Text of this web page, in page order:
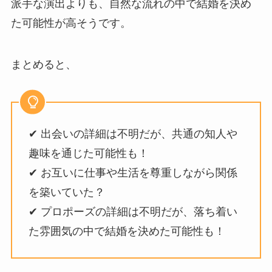
派手な演出よりも、自然な流れの中で結婚を決め
た可能性が高そうです。
まとめると、
✔ 出会いの詳細は不明だが、共通の知人や
趣味を通じた可能性も！
✔ お互いに仕事や生活を尊重しながら関係
を築いていた？
✔ プロポーズの詳細は不明だが、落ち着い
た雰囲気の中で結婚を決めた可能性も！